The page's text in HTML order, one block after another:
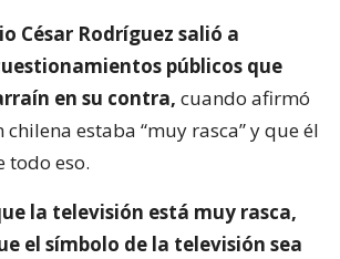
César Rodríguez salió a
públicos que
en su contra, cuando afirmó
estaba “muy rasca” y que él
todo eso.
la televisión está muy rasca,
el símbolo de la televisión sea